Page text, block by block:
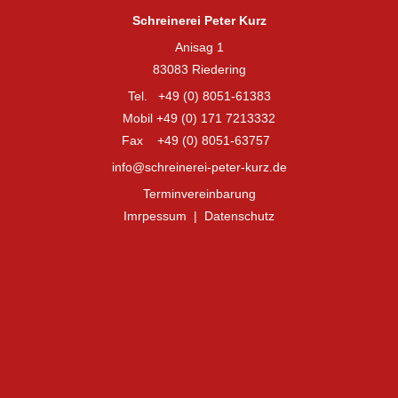
Schreinerei Peter Kurz
Anisag 1
83083 Riedering
Tel. +49 (0) 8051-61383
Mobil +49 (0) 171 7213332
Fax +49 (0) 8051-63757
info@schreinerei-peter-kurz.de
Terminvereinbarung
Imrpessum | Datenschutz